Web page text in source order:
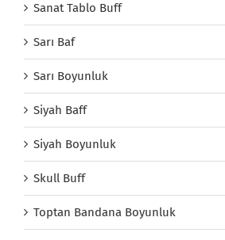
Sanat Tablo Buff
Sarı Baf
Sarı Boyunluk
Siyah Baff
Siyah Boyunluk
Skull Buff
Toptan Bandana Boyunluk